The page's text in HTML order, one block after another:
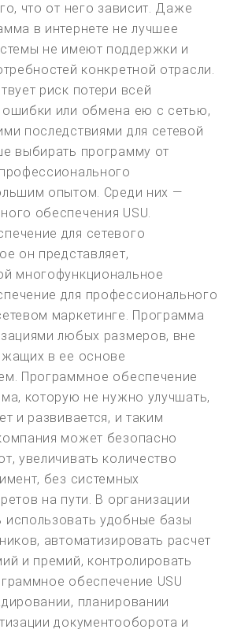
что от него зависит. Даже
в интернете не лучшее
не имеют поддержки и
конкретной отрасли.
риск потери всей
или обмена ею с сетью,
последствиями для сетевой
выбирать программу от
опытом. Среди них —
обеспечения USU.
для сетевого
он представляет,
многофункциональное
для профессионального
маркетинге. Программа
любых размеров, вне
в ее основе
Программное обеспечение
которую не нужно улучшать,
и развивается, и таким
может безопасно
увеличивать количество
без системных
на пути. В организации
использовать удобные базы
автоматизировать расчет
и премий, контролировать
обеспечение USU
планировании
документооборота и